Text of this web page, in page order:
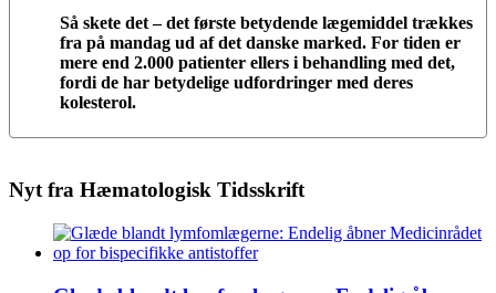
Så skete det – det første betydende lægemiddel trækkes
fra på mandag ud af det danske marked. For tiden er
mere end 2.000 patienter ellers i behandling med det,
fordi de har betydelige udfordringer med deres
kolesterol.
Nyt fra Hæmatologisk Tidsskrift